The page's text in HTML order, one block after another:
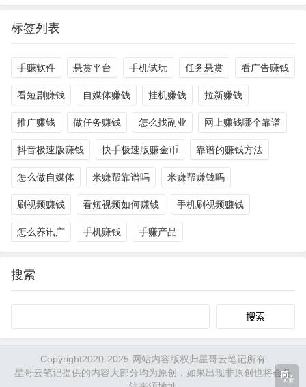
标签列表
手赚软件 悬赏平台 手机试玩 任务悬赏 看广告赚钱
看短剧赚钱 自媒体赚钱 挂机赚钱 拉新赚钱
推广赚钱 做任务赚钱 怎么找副业 网上赚钱哪个靠谱
抖音极速版赚钱 快手极速版赚金币 靠谱的赚钱方法
怎么做自媒体 米赚帮靠谱吗 米赚帮赚钱吗
刷视频赚钱 看短视频如何赚钱 手机刷视频赚钱
怎么养讯广 手机赚钱 手赚产品
搜索
Copyright2020-2025 网站内容版权归星哥云笔记所有
星哥云笔记提供的内容大部分均为原创，如果出现非原创也将会备